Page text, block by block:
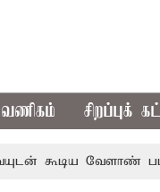
வணிகம் சிறப்புக்
கூடிய வேளாண்